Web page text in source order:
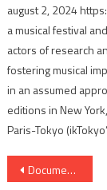
august 2, 2024
a musical festival
actors of research
fostering musical
in an assumed
editions in New
Paris-Tokyo
Navigation
Documentary on Djazz released